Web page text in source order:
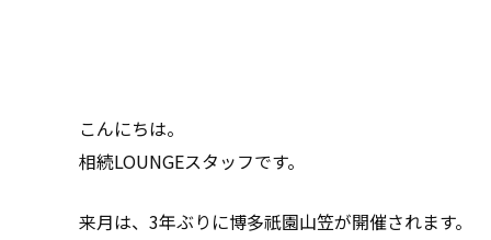
こんにちは。
相続LOUNGEスタッフです。
来月は、3年ぶりに博多祇園山笠が開催されます。